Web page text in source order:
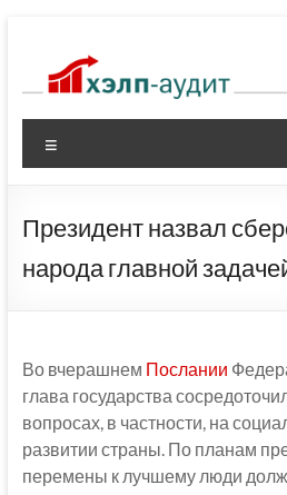
содержимому
Президент назвал
народа главной
Во вчерашнем Послании
глава государства
вопросах, в частности, на
развитии страны. По планам
перемены к лучшему люди